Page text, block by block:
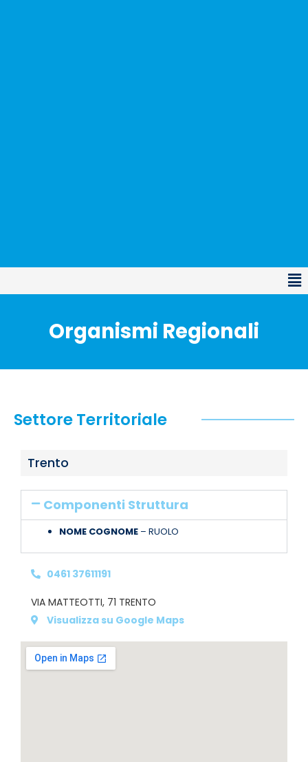
Organismi Regionali
Settore Territoriale
Trento
Componenti Struttura
NOME COGNOME – RUOLO
0461 37611191
VIA MATTEOTTI, 71 TRENTO
Visualizza su Google Maps